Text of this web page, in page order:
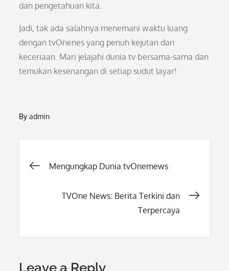
dan pengetahuan kita.
Jadi, tak ada salahnya menemani waktu luang
dengan tvOnenes yang penuh kejutan dan
keceriaan. Mari jelajahi dunia tv bersama-sama dan
temukan kesenangan di setiap sudut layar!
Byadmin
Post
navigation
Mengungkap Dunia tvOnemews
TVOne News: Berita Terkini dan
Terpercaya
Leave a Reply